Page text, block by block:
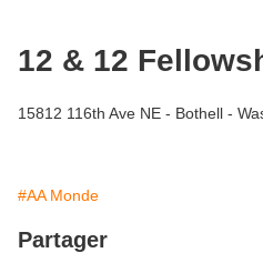
12 & 12
15812 116th Ave NE - Bothell -
#AA Monde
Partager